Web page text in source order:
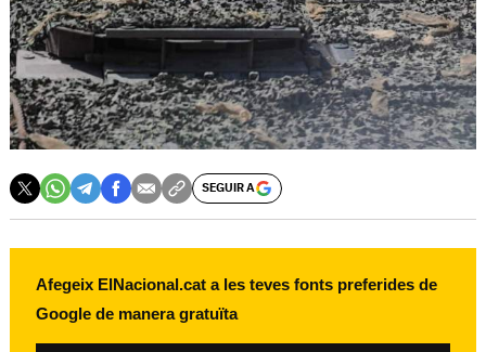
SEGUIR A
Afegeix ElNacional.cat a les teves fonts preferides de
Google de manera gratuïta